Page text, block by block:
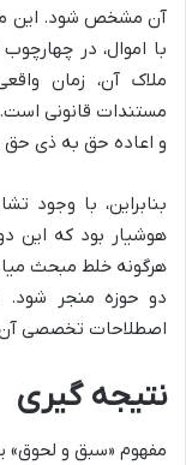
آن مشخص شود. این
با اموال، در
ملاک آن، زمان
مستندات قانونی
و اعاده حق به ذی
بنابراین، با وجود
هوشیار بود که این
هرگونه خلط مبحث
دو حوزه منجر شود.
اصطلاحات تخصصی
نتیجه گیری
مفهوم «سبق و لحوق»